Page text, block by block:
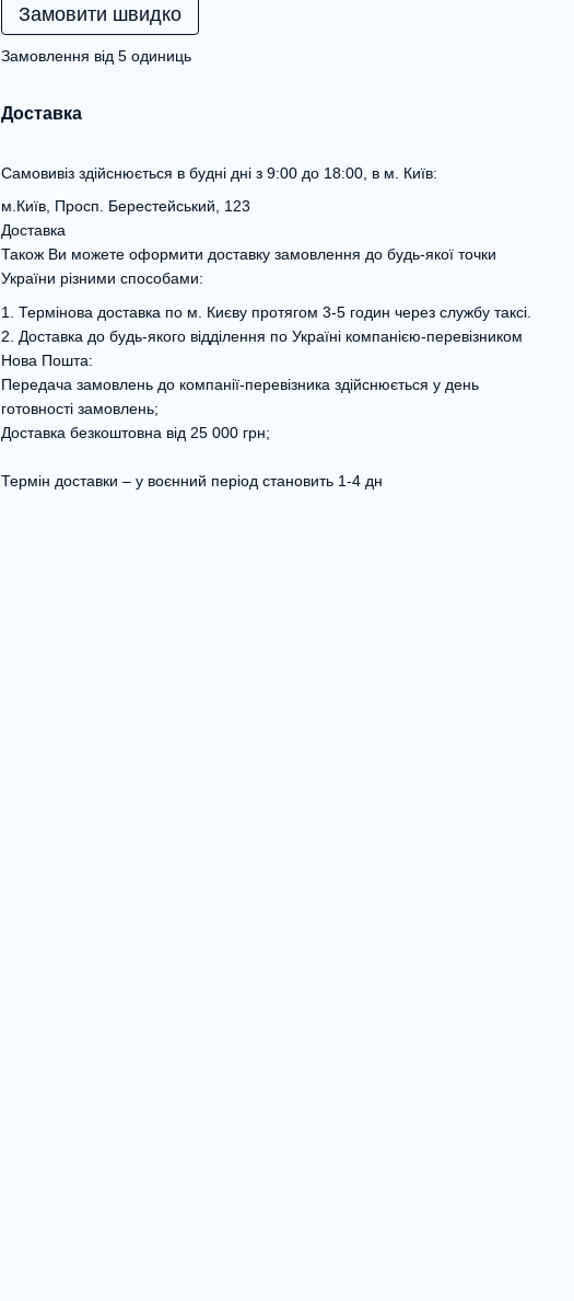
Замовити швидко
Замовлення від 5 одиниць
Доставка
Самовивіз здійснюється в будні дні з 9:00 до 18:00, в м. Київ:
м.Київ, Просп. Берестейський, 123
Доставка
Також Ви можете оформити доставку замовлення до будь-якої точки
України різними способами:
1. Термінова доставка по м. Києву протягом 3-5 годин через службу таксі.
2. Доставка до будь-якого відділення по Україні компанією-перевізником
Нова Пошта:
Передача замовлень до компанії-перевізника здійснюється у день
готовності замовлень;
Доставка безкоштовна від 25 000 грн;
Термін доставки – у воєнний період становить 1-4 дн